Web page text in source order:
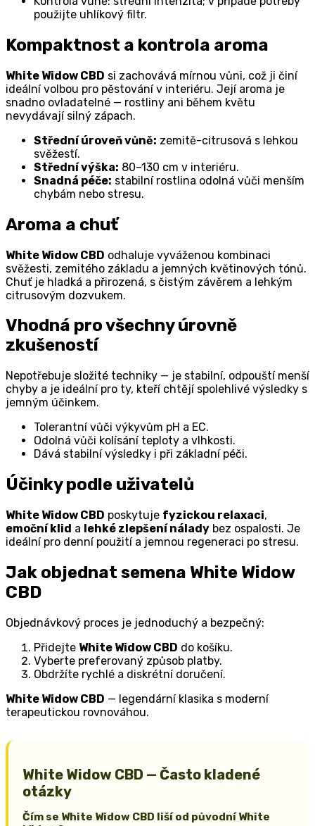
použijte uhlíkový filtr.
Kompaktnost a kontrola aroma
White Widow CBD si zachovává mírnou vůni, což ji činí
ideální volbou pro pěstování v interiéru. Její aroma je
snadno ovladatelné — rostliny ani během květu
nevydávají silný zápach.
Střední úroveň vůně: zemitě-citrusová s lehkou
svěžestí.
Střední výška: 80–130 cm v interiéru.
Snadná péče: stabilní rostlina odolná vůči menším
chybám nebo stresu.
Aroma a chuť
White Widow CBD odhaluje vyváženou kombinaci
svěžesti, zemitého základu a jemných květinových tónů.
Chuť je hladká a přirozená, s čistým závěrem a lehkým
citrusovým dozvukem.
Vhodná pro všechny úrovně
zkušeností
Nepotřebuje složité techniky — je stabilní, odpouští menší
chyby a je ideální pro ty, kteří chtějí spolehlivé výsledky s
jemným účinkem.
Tolerantní vůči výkyvům pH a EC.
Odolná vůči kolísání teploty a vlhkosti.
Dává stabilní výsledky i při základní péči.
Účinky podle uživatelů
White Widow CBD poskytuje fyzickou relaxaci,
emoční klid a lehké zlepšení nálady bez ospalosti. Je
ideální pro denní použití a jemnou regeneraci po stresu.
Jak objednat semena White Widow
CBD
Objednávkový proces je jednoduchý a bezpečný:
Přidejte White Widow CBD do košíku.
Vyberte preferovaný způsob platby.
Obdržíte rychlé a diskrétní doručení.
White Widow CBD — legendární klasika s moderní
terapeutickou rovnováhou.
White Widow CBD — Často kladené
otázky
Čím se White Widow CBD liší od původní White